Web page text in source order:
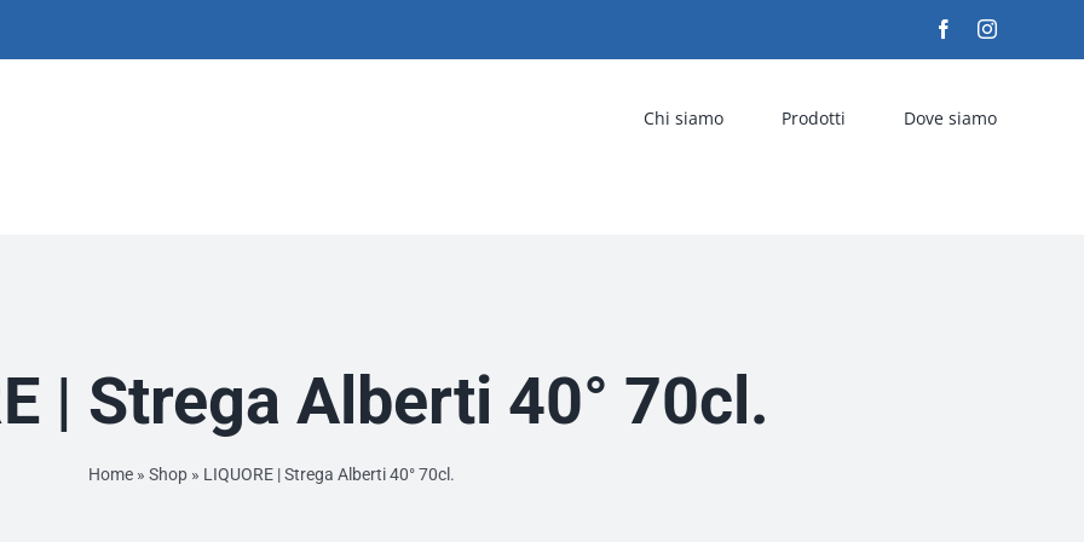
FacebookInstagram
Chi siamo Prodotti Dove siamo
| Strega Alberti 40° 70cl.
Home» Shop» LIQUORE | Strega Alberti 40° 70cl.